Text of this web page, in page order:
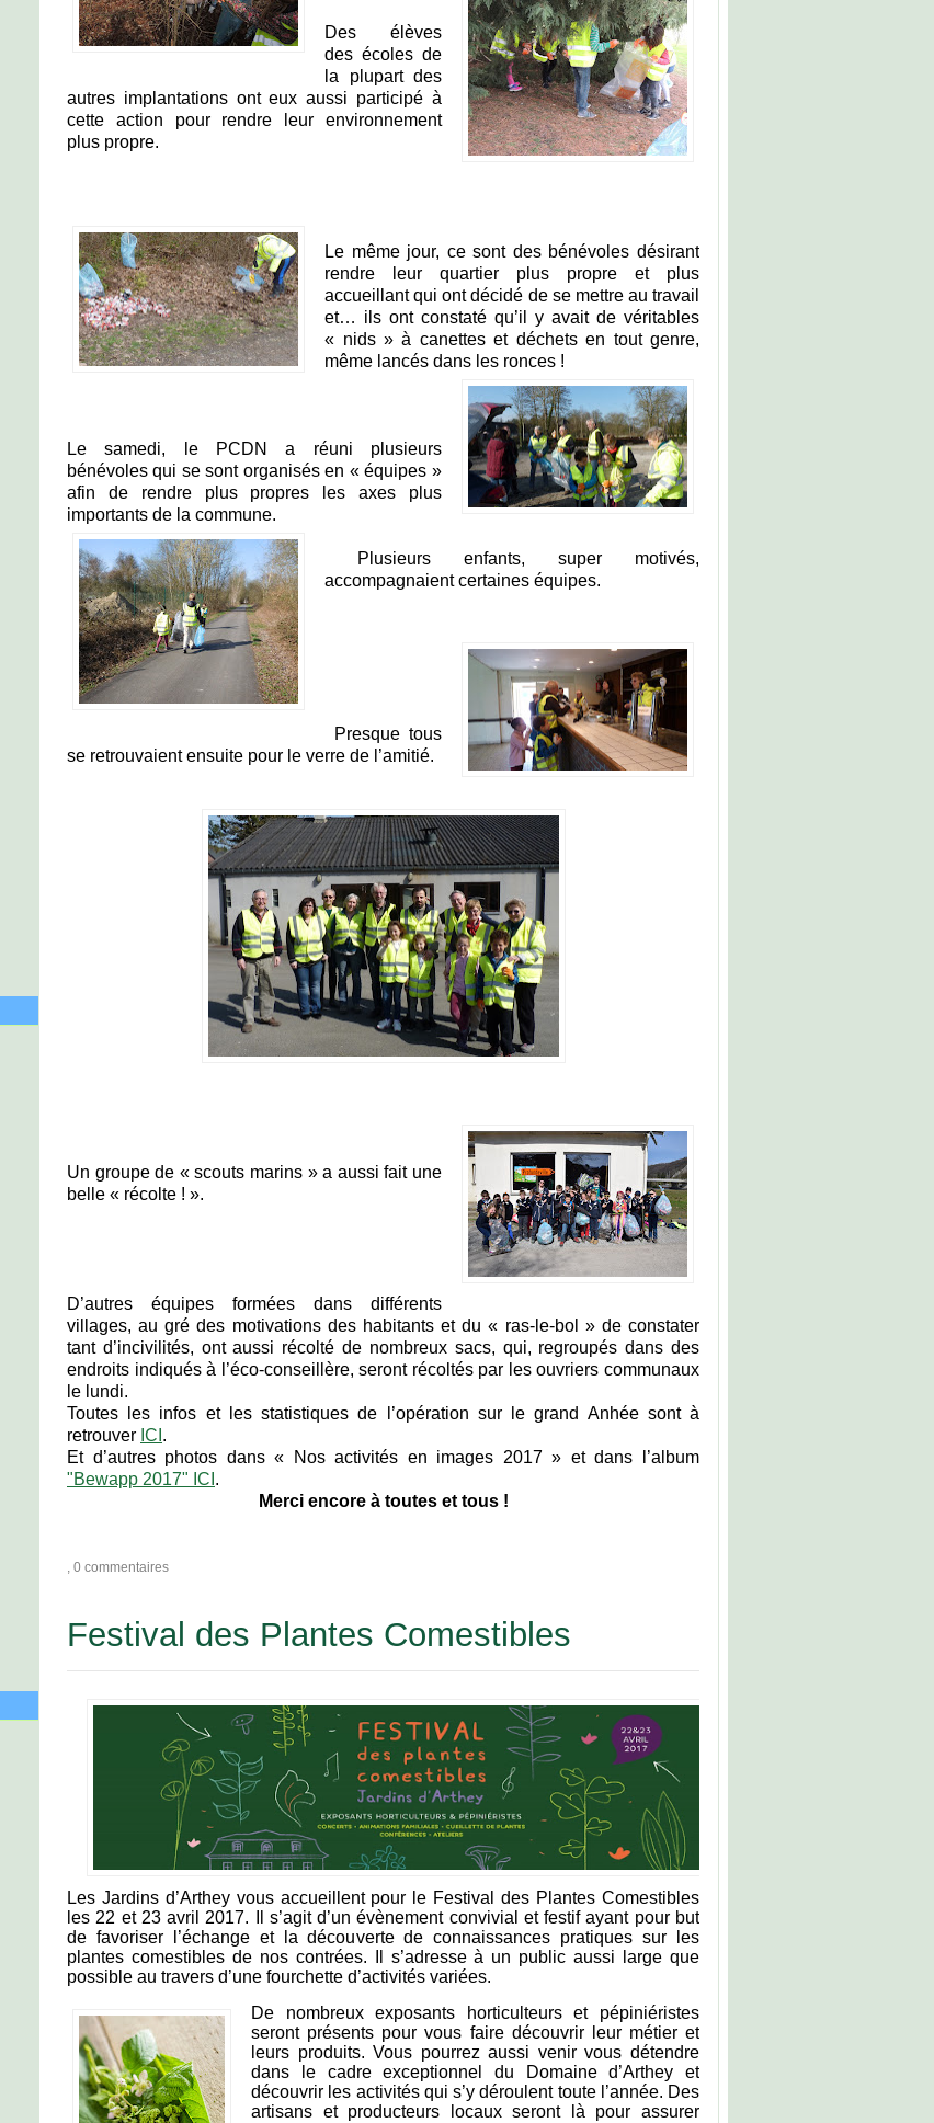
Des élèves
des écoles de
la plupart des
autres implantations ont eux aussi participé à
cette action pour rendre leur environnement
plus propre.
Le même jour, ce sont des bénévoles désirant
rendre leur quartier plus propre et plus
accueillant qui ont décidé de se mettre au travail
et… ils ont constaté qu’il y avait de véritables
« nids » à canettes et déchets en tout genre,
même lancés dans les ronces !
Le samedi, le PCDN a réuni plusieurs
bénévoles qui se sont organisés en « équipes »
afin de rendre plus propres les axes plus
importants de la commune.
Plusieurs enfants, super motivés,
accompagnaient certaines équipes.
Presque tous
se retrouvaient ensuite pour le verre de l’amitié.
Un groupe de « scouts marins » a aussi fait une
belle « récolte ! ».
D’autres équipes formées dans différents
villages, au gré des motivations des habitants et du « ras-le-bol » de constater
tant d’incivilités, ont aussi récolté de nombreux sacs, qui, regroupés dans des
endroits indiqués à l’éco-conseillère, seront récoltés par les ouvriers communaux
le lundi.
Toutes les infos et les statistiques de l’opération sur le grand Anhée sont à
retrouver ICI .
Et d’autres photos dans « Nos activités en images 2017 » et dans l’album
"Bewapp 2017" ICI .
Merci encore à toutes et tous !
, 0 commentaires
Festival des Plantes Comestibles
Les Jardins d’Arthey vous accueillent pour le Festival des Plantes Comestibles
les 22 et 23 avril 2017. Il s’agit d’un évènement convivial et festif ayant pour but
de favoriser l’échange et la découverte de connaissances pratiques sur les
plantes comestibles de nos contrées. Il s’adresse à un public aussi large que
possible au travers d’une fourchette d’activités variées.
De nombreux exposants horticulteurs et pépiniéristes
seront présents pour vous faire découvrir leur métier et
leurs produits. Vous pourrez aussi venir vous détendre
dans le cadre exceptionnel du Domaine d’Arthey et
découvrir les activités qui s’y déroulent toute l’année. Des
artisans et producteurs locaux seront là pour assurer